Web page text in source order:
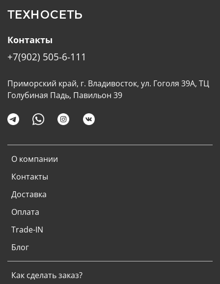
ТЕХНОСЕТЬ
О компании
Контакты
Доставка
Оплата
Trade-IN
Блог
Как сделать заказ?
Контакты
+7(902) 505-6-111
Приморский край, г. Владивосток, ул. Гоголя 39А, ТЦ
Голубиная Падь, Павильон 39